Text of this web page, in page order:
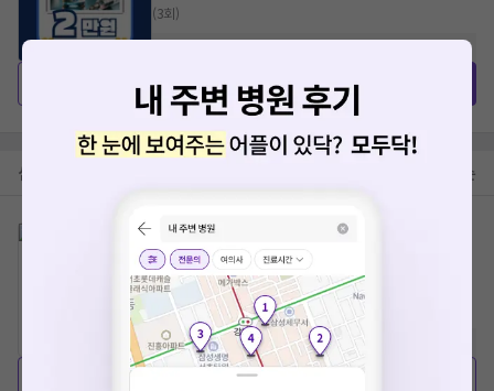
(3회)
9.7(119) 인천 미추홀구 주안6동
예약하기 포인트 결제
심평원 가격공개 병원 낮은 가격 순
부산대학교병원
85원 ~ 5,280원
* 건강보험심사평가원에 공개된 진료비용을 출처로 합니다.
0.0(0) 부산 서구 아미동
상세 가격보기